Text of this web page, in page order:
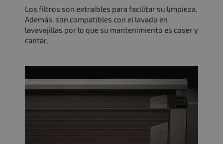
Los filtros son extraíbles para facilitar su limpieza.
Además, son compatibles con el lavado en
lavavajillas por lo que su mantenimiento es coser y
cantar.